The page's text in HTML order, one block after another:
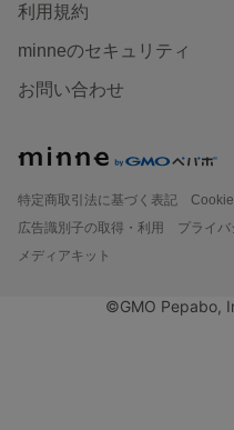
利用規約
minneのセキュリティ
お問い合わせ
特定商取引法に基づく表記
広告識別子の取得・利用
プライ
メディアキット
©GMO Pepabo,